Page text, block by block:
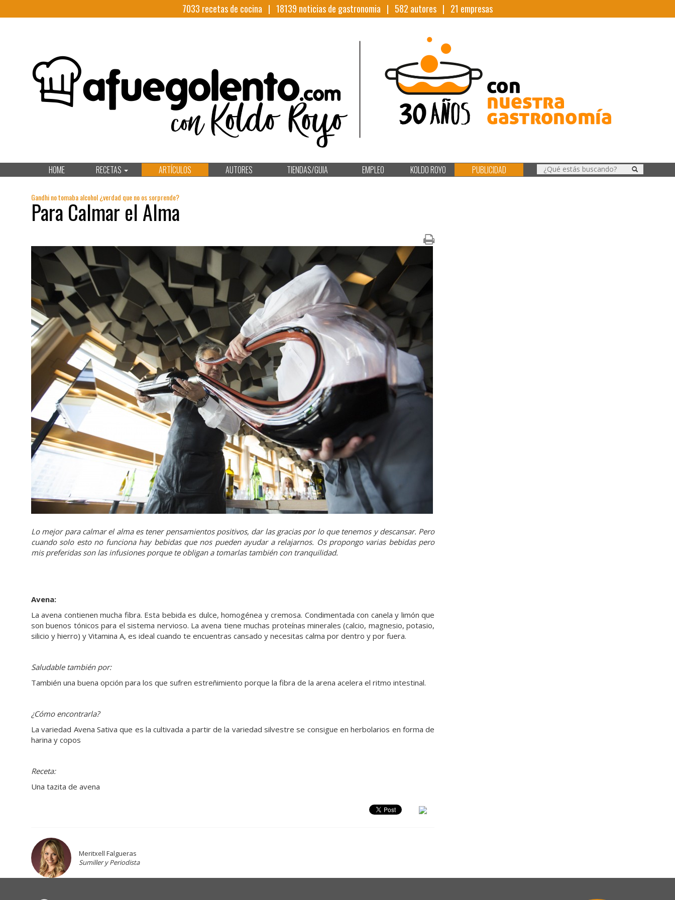
7033 recetas de cocina | 18139 noticias de gastronomia | 582 autores | 21 empresas
HOME RECETAS ARTÍCULOS AUTORES TIENDAS/GUIA EMPLEO KOLDO ROYO PUBLICIDAD
Gandhi no tomaba alcohol ¿verdad que no os sorprende?
Para Calmar el Alma
Lo mejor para calmar el alma es tener pensamientos positivos, dar las gracias por lo que tenemos y descansar. Pero
cuando solo esto no funciona hay bebidas que nos pueden ayudar a relajarnos. Os propongo varias bebidas pero
mis preferidas son las infusiones porque te obligan a tomarlas también con tranquilidad.
Avena:
La avena contienen mucha fibra. Esta bebida es dulce, homogénea y cremosa. Condimentada con canela y limón que
son buenos tónicos para el sistema nervioso. La avena tiene muchas proteínas minerales (calcio, magnesio, potasio,
silicio y hierro) y Vitamina A, es ideal cuando te encuentras cansado y necesitas calma por dentro y por fuera.
Saludable también por:
También una buena opción para los que sufren estreñimiento porque la fibra de la arena acelera el ritmo intestinal.
¿Cómo encontrarla?
La variedad Avena Sativa que es la cultivada a partir de la variedad silvestre se consigue en herbolarios en forma de
harina y copos
Receta:
Una tazita de avena
Meritxell Falgueras
Sumiller y Periodista